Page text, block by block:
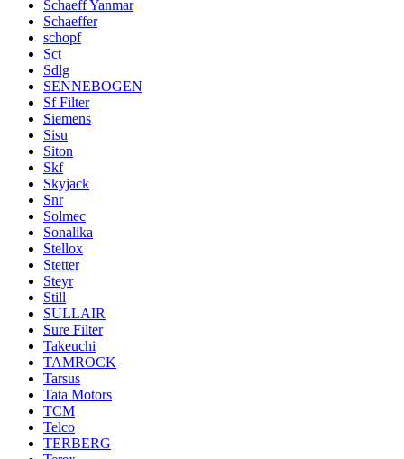
Schaeff Yanmar
Schaeffer
schopf
Sct
Sdlg
SENNEBOGEN
Sf Filter
Siemens
Sisu
Siton
Skf
Skyjack
Snr
Solmec
Sonalika
Stellox
Stetter
Steyr
Still
SULLAIR
Sure Filter
Takeuchi
TAMROCK
Tarsus
Tata Motors
TCM
Telco
TERBERG